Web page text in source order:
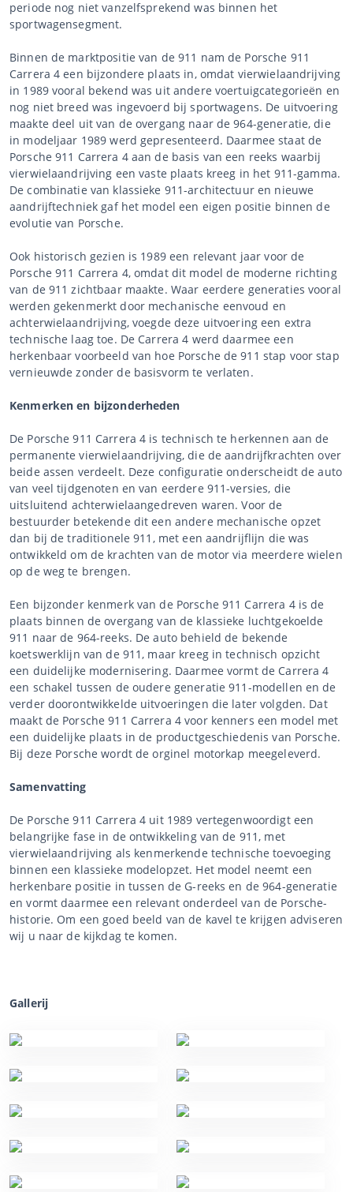
periode nog niet vanzelfsprekend was binnen het
sportwagensegment.
Binnen de marktpositie van de 911 nam de Porsche 911
Carrera 4 een bijzondere plaats in, omdat vierwielaandrijving
in 1989 vooral bekend was uit andere voertuigcategorieën en
nog niet breed was ingevoerd bij sportwagens. De uitvoering
maakte deel uit van de overgang naar de 964-generatie, die
in modeljaar 1989 werd gepresenteerd. Daarmee staat de
Porsche 911 Carrera 4 aan de basis van een reeks waarbij
vierwielaandrijving een vaste plaats kreeg in het 911-gamma.
De combinatie van klassieke 911-architectuur en nieuwe
aandrijftechniek gaf het model een eigen positie binnen de
evolutie van Porsche.
Ook historisch gezien is 1989 een relevant jaar voor de
Porsche 911 Carrera 4, omdat dit model de moderne richting
van de 911 zichtbaar maakte. Waar eerdere generaties vooral
werden gekenmerkt door mechanische eenvoud en
achterwielaandrijving, voegde deze uitvoering een extra
technische laag toe. De Carrera 4 werd daarmee een
herkenbaar voorbeeld van hoe Porsche de 911 stap voor stap
vernieuwde zonder de basisvorm te verlaten.
Kenmerken en bijzonderheden
De Porsche 911 Carrera 4 is technisch te herkennen aan de
permanente vierwielaandrijving, die de aandrijfkrachten over
beide assen verdeelt. Deze configuratie onderscheidt de auto
van veel tijdgenoten en van eerdere 911-versies, die
uitsluitend achterwielaangedreven waren. Voor de
bestuurder betekende dit een andere mechanische opzet
dan bij de traditionele 911, met een aandrijflijn die was
ontwikkeld om de krachten van de motor via meerdere wielen
op de weg te brengen.
Een bijzonder kenmerk van de Porsche 911 Carrera 4 is de
plaats binnen de overgang van de klassieke luchtgekoelde
911 naar de 964-reeks. De auto behield de bekende
koetswerklijn van de 911, maar kreeg in technisch opzicht
een duidelijke modernisering. Daarmee vormt de Carrera 4
een schakel tussen de oudere generatie 911-modellen en de
verder doorontwikkelde uitvoeringen die later volgden. Dat
maakt de Porsche 911 Carrera 4 voor kenners een model met
een duidelijke plaats in de productgeschiedenis van Porsche.
Bij deze Porsche wordt de orginel motorkap meegeleverd.
Samenvatting
De Porsche 911 Carrera 4 uit 1989 vertegenwoordigt een
belangrijke fase in de ontwikkeling van de 911, met
vierwielaandrijving als kenmerkende technische toevoeging
binnen een klassieke modelopzet. Het model neemt een
herkenbare positie in tussen de G-reeks en de 964-generatie
en vormt daarmee een relevant onderdeel van de Porsche-
historie. Om een goed beeld van de kavel te krijgen adviseren
wij u naar de kijkdag te komen.
Gallerij